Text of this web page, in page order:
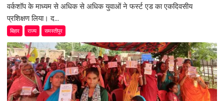
वर्कशॉप के माध्यम से अधिक से अधिक युवाओं ने फर्स्ट एड का एकदिवसीय
प्रशिक्षण लिया। द...
बिहार राज्य समस्तीपुर